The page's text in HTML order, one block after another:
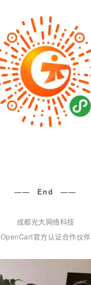
—— End ——
成都光大网络科技
OpenCart官方认证合作伙伴